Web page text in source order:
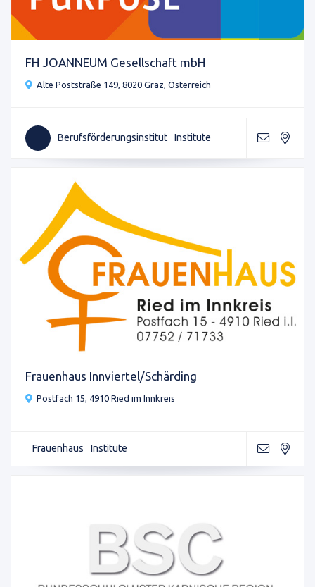
FH JOANNEUM Gesellschaft mbH
Alte Poststraße 149, 8020 Graz, Österreich
Berufsförderungsinstitut Institute
Frauenhaus Innviertel/Schärding
Postfach 15, 4910 Ried im Innkreis
Frauenhaus Institute